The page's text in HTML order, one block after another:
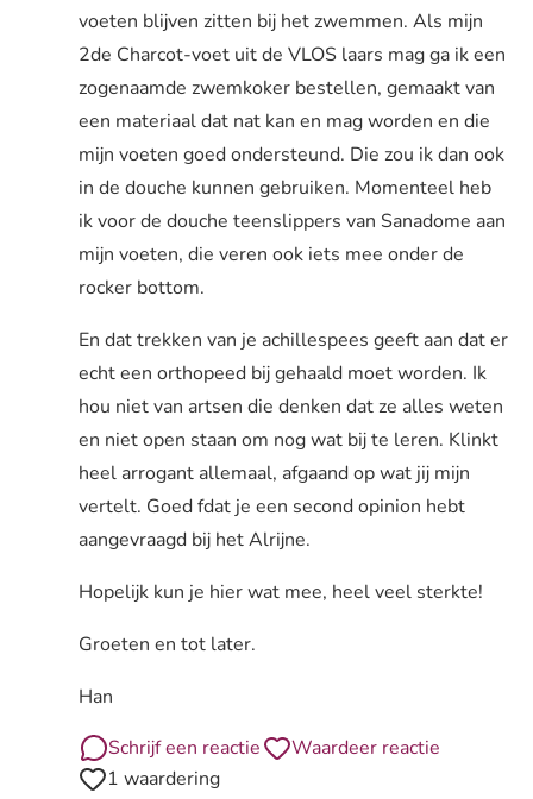
voeten blijven zitten bij het zwemmen. Als mijn
2de Charcot-voet uit de VLOS laars mag ga ik een
zogenaamde zwemkoker bestellen, gemaakt van
een materiaal dat nat kan en mag worden en die
mijn voeten goed ondersteund. Die zou ik dan ook
in de douche kunnen gebruiken. Momenteel heb
ik voor de douche teenslippers van Sanadome aan
mijn voeten, die veren ook iets mee onder de
rocker bottom.
En dat trekken van je achillespees geeft aan dat er
echt een orthopeed bij gehaald moet worden. Ik
hou niet van artsen die denken dat ze alles weten
en niet open staan om nog wat bij te leren. Klinkt
heel arrogant allemaal, afgaand op wat jij mijn
vertelt. Goed fdat je een second opinion hebt
aangevraagd bij het Alrijne.
Hopelijk kun je hier wat mee, heel veel sterkte!
Groeten en tot later.
Han
Schrijf een reactie
Waardeer reactie
1 waardering